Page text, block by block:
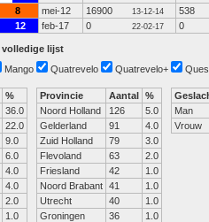
8 mei-12 16900 13-12-14 538
12 feb-17 0 22-02-17 0
volledige lijst
Mango Quatrevelo Quatrevelo+
%
36.0
22.0
9.0
6.0
4.0
4.0
2.0
1.0
Provincie Aantal %
Noord Holland
126
5.0
Gelderland
91
4.0
Zuid Holland
79
3.0
Flevoland
63
2.0
Friesland
42
1.0
Noord Brabant 41
1.0
Utrecht
40
1.0
Groningen
36
1.0
Man
Vrouw